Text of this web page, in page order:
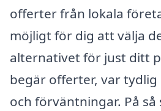
offerter från lokala
möjligt för dig att välja
alternativet för just ditt
begär offerter, var
och förväntningar. På